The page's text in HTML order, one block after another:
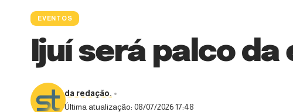
EVENTOS
Ijuí será palco da
Última atualização: 08/07/2026 17:48
da redação.